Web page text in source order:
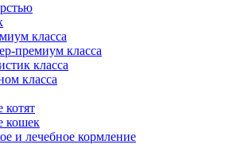
класса
премиум класса
класса
класса
котят
кошек
и лечебное кормление